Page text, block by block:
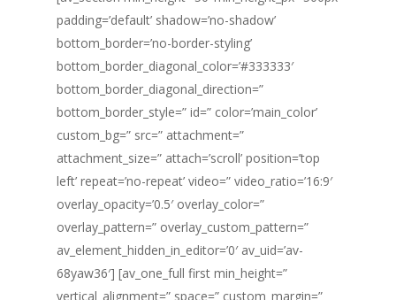
padding=’default’ shadow=’no-shadow’
bottom_border=’no-border-styling’
bottom_border_diagonal_color=’#333333′
bottom_border_diagonal_direction=”
bottom_border_style=” id=” color=’main_color’
custom_bg=” src=” attachment=”
attachment_size=” attach=’scroll’ position=’top
left’ repeat=’no-repeat’ video=” video_ratio=’16:9′
overlay_opacity=’0.5′ overlay_color=”
overlay_pattern=” overlay_custom_pattern=”
av_element_hidden_in_editor=’0′ av_uid=’av-
68yaw36′] [av_one_full first min_height=”
vertical_alignment=” space=” custom_margin=”